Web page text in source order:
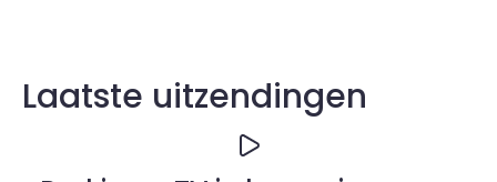
Laatste uitzendingen